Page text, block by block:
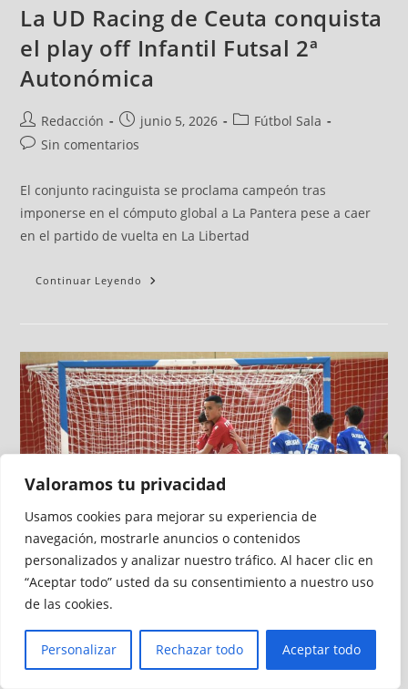
Valoramos tu privacidad
Usamos cookies para mejorar su experiencia de
navegación, mostrarle anuncios o contenidos
personalizados y analizar nuestro tráfico. Al hacer clic en
“Aceptar todo” usted da su consentimiento a nuestro uso
de las cookies.
Personalizar Rechazar todo Aceptar todo
La UD Racing de Ceuta conquista
el play off Infantil Futsal 2ª
Autonómica
Redacción junio 5, 2026
Fútbol Sala
Sin comentarios
El conjunto racinguista se proclama campeón tras
imponerse en el cómputo global a La Pantera pese a caer
en el partido de vuelta en La Libertad
Continuar Leyendo
La AD Ceuta Sub-12 firma la
primera victoria ceutí en